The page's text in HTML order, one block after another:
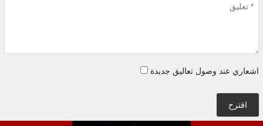
اشعاري عند وصول تعاليق جديدة
اقترح